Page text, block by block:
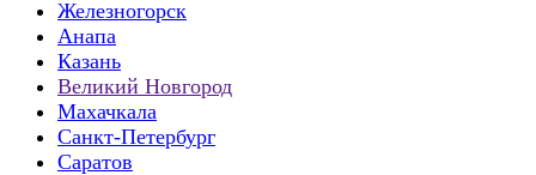
Железногорск
Анапа
Казань
Великий Новгород
Махачкала
Санкт-Петербург
Саратов